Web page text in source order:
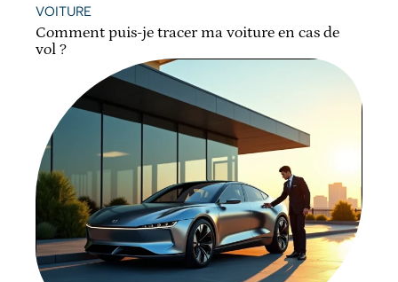
VOITURE
Comment puis-je tracer ma voiture en cas de
vol ?